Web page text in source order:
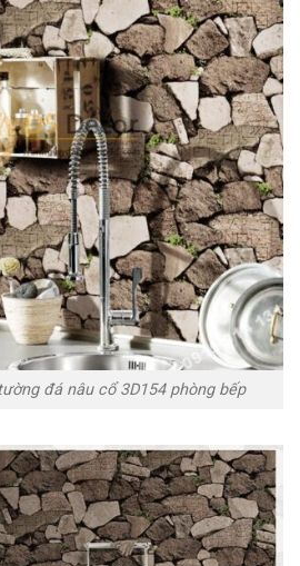
đá nâu cổ 3D154 phòng bếp